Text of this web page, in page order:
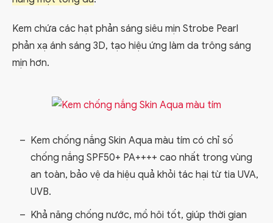
Kem chứa các hạt phản sáng siêu mịn Strobe Pearl
phản xạ ánh sáng 3D, tạo hiệu ứng làm da trông sáng
mịn hơn.
Kem chống nắng Skin Aqua màu tím có chỉ số
chống nắng SPF50+ PA++++ cao nhất trong vùng
an toàn, bảo vệ da hiệu quả khỏi tác hại từ tia UVA,
UVB.
Khả năng chống nước, mồ hôi tốt, giúp thời gian